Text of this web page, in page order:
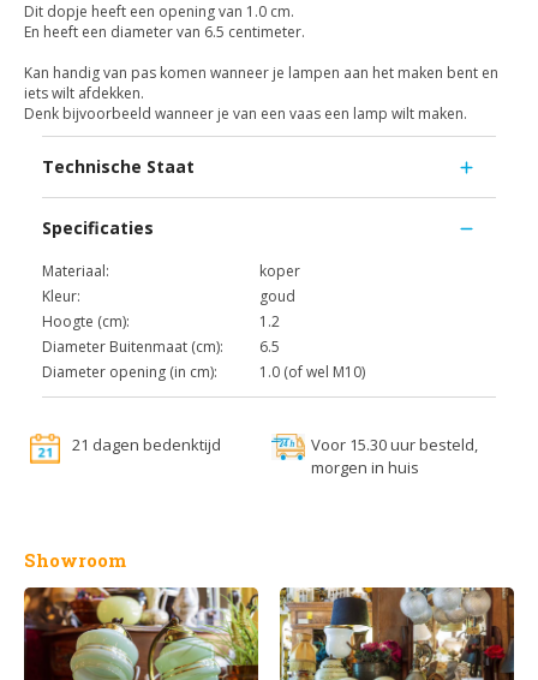
Dit dopje heeft een opening van 1.0 cm.
En heeft een diameter van 6.5 centimeter.
Kan handig van pas komen wanneer je lampen aan het maken bent en
iets wilt afdekken.
Denk bijvoorbeeld wanneer je van een vaas een lamp wilt maken.
Technische Staat
Specificaties
Materiaal:
koper
Kleur:
goud
Hoogte (cm):
1.2
Diameter Buitenmaat (cm):
6.5
Diameter opening (in cm):
1.0 (of wel M10)
21 dagen bedenktijd
Voor 15.30 uur besteld,
morgen in huis
Showroom